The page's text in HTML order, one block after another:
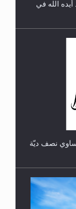
الله في
نصف ديّة